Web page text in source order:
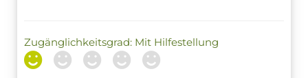
Zugänglichkeitsgrad: Mit Hilfestellung